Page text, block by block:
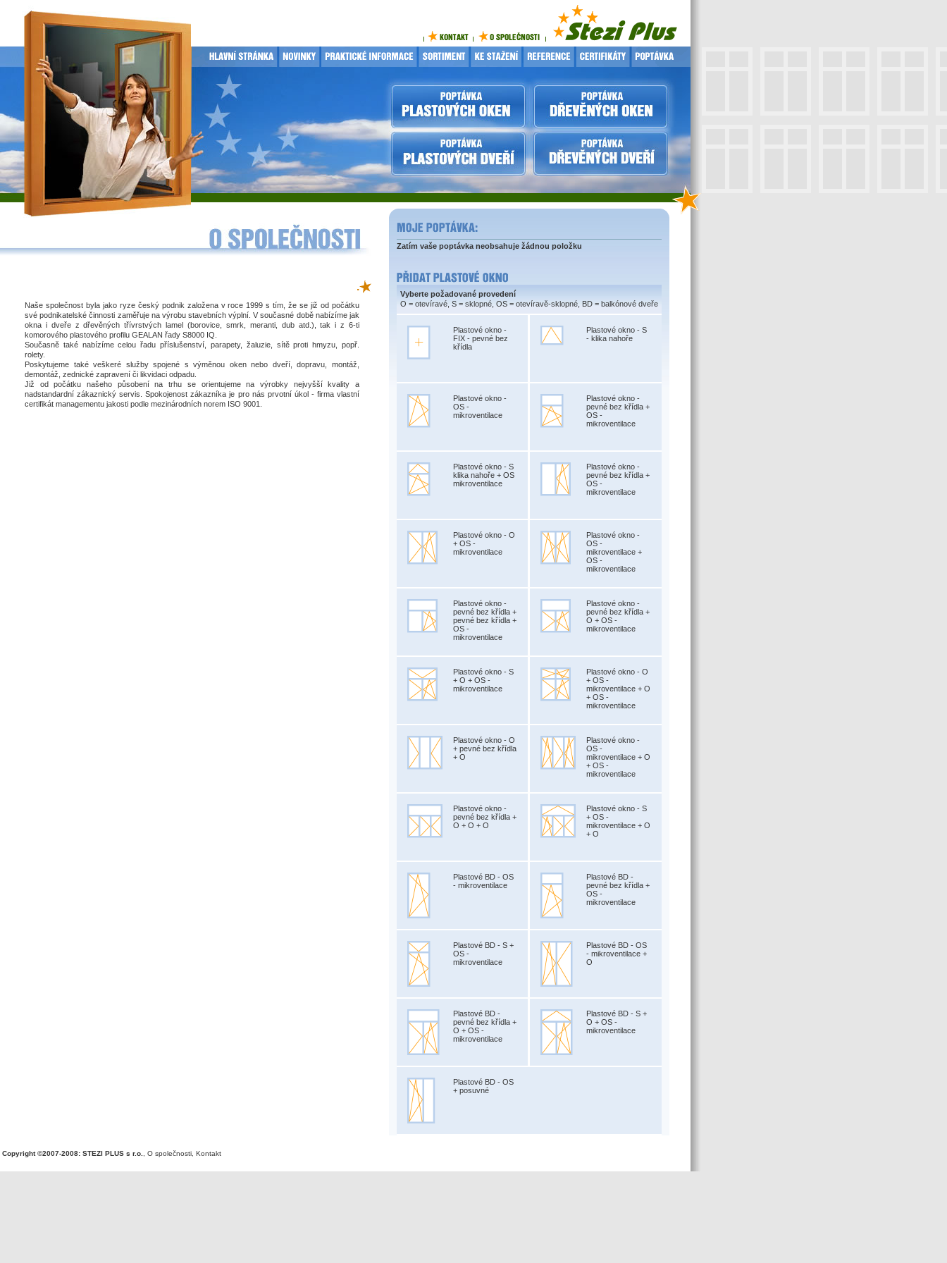
.
Naše společnost byla jako ryze český podnik založena v roce 1999 s tím, že se již od počátku
své podnikatelské činnosti zaměřuje na výrobu stavebních výplní. V současné době nabízíme jak
okna i dveře z dřevěných třívrstvých lamel (borovice, smrk, meranti, dub atd.), tak i z 6-ti
komorového plastového profilu GEALAN řady S8000 IQ.
Současně také nabízíme celou řadu příslušenství, parapety, žaluzie, sítě proti hmyzu, popř.
rolety.
Poskytujeme také veškeré služby spojené s výměnou oken nebo dveří, dopravu, montáž,
demontáž, zednické zapravení či likvidaci odpadu.
Již od počátku našeho působení na trhu se orientujeme na výrobky nejvyšší kvality a
nadstandardní zákaznický servis. Spokojenost zákazníka je pro nás prvotní úkol - firma vlastní
certifikát managementu jakosti podle mezinárodních norem ISO 9001.
Zatím vaše poptávka neobsahuje žádnou položku
Vyberte požadované provedení
O = otevíravé, S = sklopné, OS = otevíravě-sklopné, BD = balkónové dveře
Plastové okno -
FIX - pevné bez
křídla
Plastové okno - S
- klika nahoře
Plastové okno -
OS -
mikroventilace
Plastové okno -
pevné bez křídla +
OS -
mikroventilace
Plastové okno - S
klika nahoře + OS
mikroventilace
Plastové okno -
pevné bez křídla +
OS -
mikroventilace
Plastové okno - O
+ OS -
mikroventilace
Plastové okno -
OS -
mikroventilace +
OS -
mikroventilace
Plastové okno -
pevné bez křídla +
pevné bez křídla +
OS -
mikroventilace
Plastové okno -
pevné bez křídla +
O + OS -
mikroventilace
Plastové okno - S
+ O + OS -
mikroventilace
Plastové okno - O
+ OS -
mikroventilace + O
+ OS -
mikroventilace
Plastové okno - O
+ pevné bez křídla
+ O
Plastové okno -
OS -
mikroventilace + O
+ OS -
mikroventilace
Plastové okno -
pevné bez křídla +
O + O + O
Plastové okno - S
+ OS -
mikroventilace + O
+ O
Plastové BD - OS
- mikroventilace
Plastové BD -
pevné bez křídla +
OS -
mikroventilace
Plastové BD - S +
OS -
mikroventilace
Plastové BD - OS
- mikroventilace +
O
Plastové BD -
pevné bez křídla +
O + OS -
mikroventilace
Plastové BD - S +
O + OS -
mikroventilace
Plastové BD - OS
+ posuvné
Copyright ©2007-2008: STEZI PLUS s r.o. O společnosti Kontakt